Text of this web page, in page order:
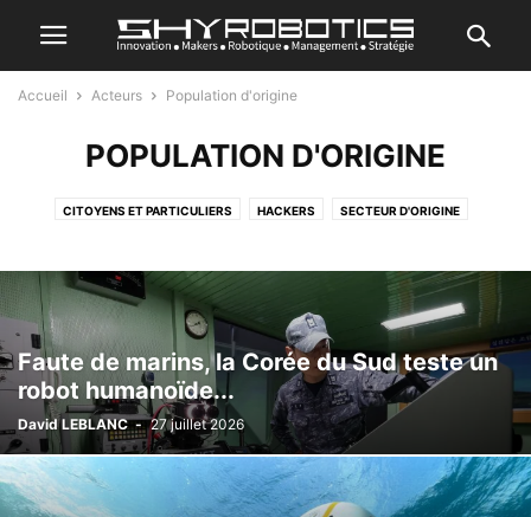
Accueil Acteurs Population d'origine
POPULATION D'ORIGINE
CITOYENS ET PARTICULIERS HACKERS SECTEUR D'ORIGINE
Faute de marins, la Corée du Sud teste un
robot humanoïde...
David LEBLANC - 27 juillet 2026